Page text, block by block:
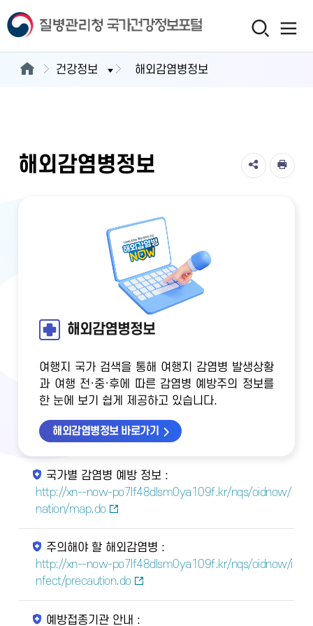
건강정보 해외감염병정보
해외감염병정보
해외감염병정보
여행지 국가 검색을 통해 여행지 감염병 발생상황
과 여행 전·중·후에 따른 감염병 예방주의 정보를
한 눈에 보기 쉽게 제공하고 있습니다.
해외감염병정보 바로가기
국가별 감염병 예방 정보 :
http://xn--now-po7lf48dlsm0ya109f.kr/nqs/oidnow/
nation/map.do
주의해야 할 해외감염병 :
http://xn--now-po7lf48dlsm0ya109f.kr/nqs/oidnow/i
nfect/precaution.do
예방접종기관 안내 :